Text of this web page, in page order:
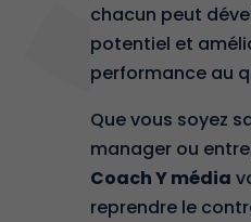
chacun peut
potentiel et
performance au
Que vous soyez
manager ou
Coach Y média
reprendre le